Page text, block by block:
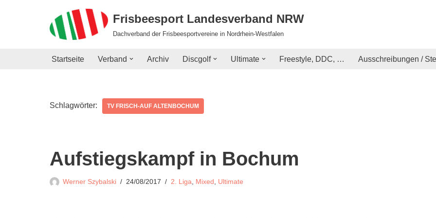
Frisbeesport Landesverband NRW
Dachverband der Frisbeesportvereine in Nordrhein-Westfalen
Startseite Verband Archiv Discgolf Ultimate Freestyle, DDC, … Ausschreibungen /
Schlagwörter: TV FRISCH-AUF ALTENBOCHUM
Aufstiegskampf in Bochum
Werner Szybalski 24/08/2017 2. Liga, Mixed, Ultimate